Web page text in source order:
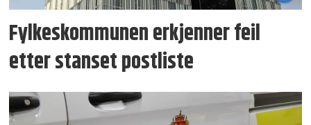
Fylkeskommunen erkjenner feil
etter stanset postliste